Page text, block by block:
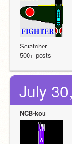
Scratcher
500+ posts
July
NCB-kou